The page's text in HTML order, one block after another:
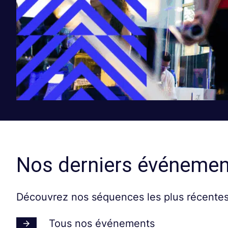
Nos derniers
Découvrez nos séquences les plus
Tous nos événements